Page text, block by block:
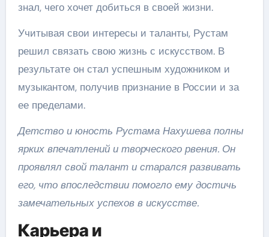
знал, чего хочет добиться в своей жизни.
Учитывая свои интересы и таланты, Рустам
решил связать свою жизнь с искусством. В
результате он стал успешным художником и
музыкантом, получив признание в России и за
ее пределами.
Детство и юность Рустама Нахушева полны
ярких впечатлений и творческого рвения. Он
проявлял свой талант и старался развивать
его, что впоследствии помогло ему достичь
замечательных успехов в искусстве.
Карьера и